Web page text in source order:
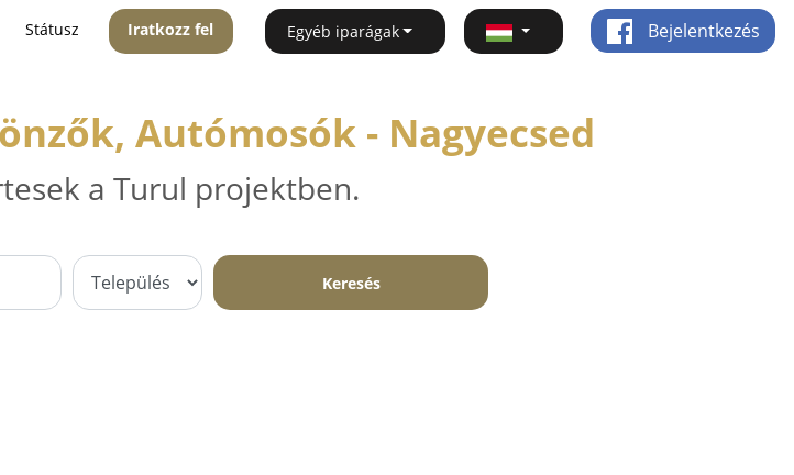
Státusz Iratkozz fel Egyéb iparágak Bejelentkezés
Autómosók - Nagyecsed
a Turul projektben.
Keresés